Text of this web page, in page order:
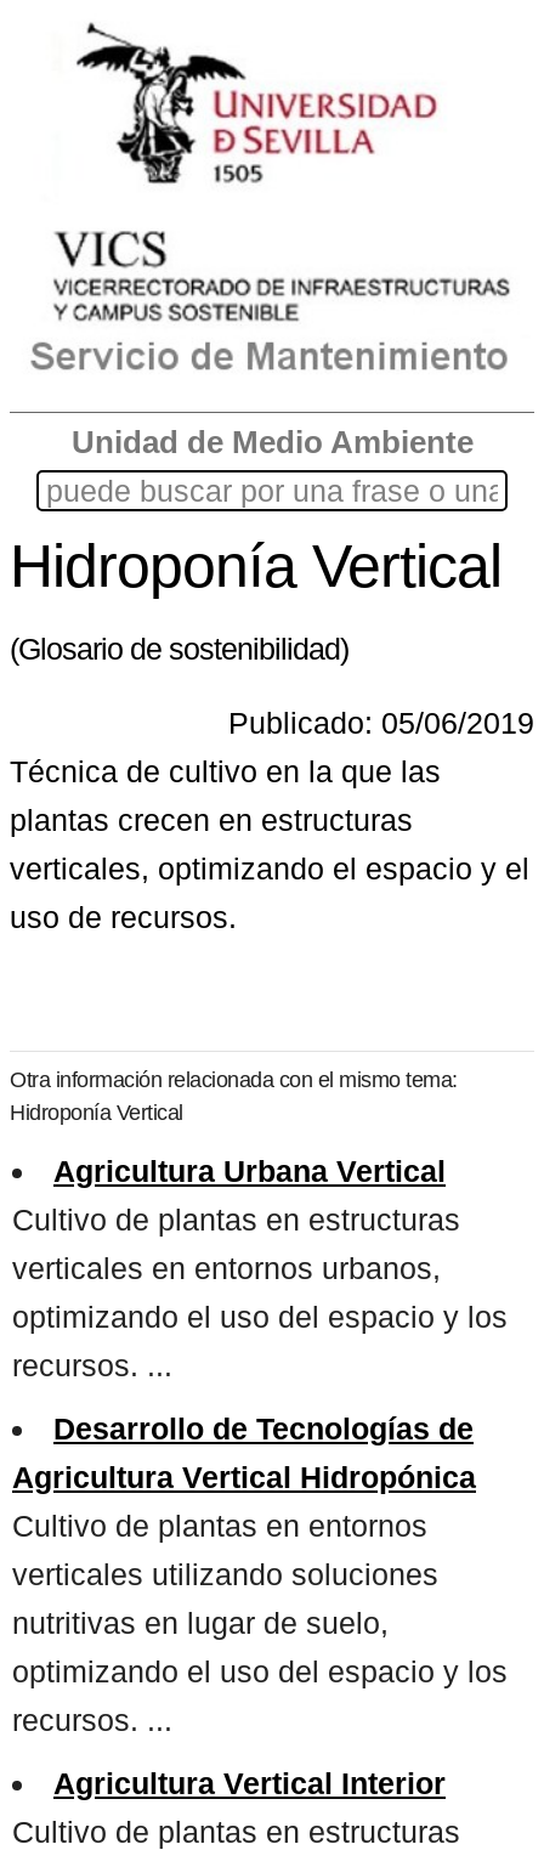
Unidad de Medio Ambiente
Hidroponía Vertical
(Glosario de sostenibilidad)
Publicado: 05/06/2019
Técnica de cultivo en la que las
plantas crecen en estructuras
verticales, optimizando el espacio y el
uso de recursos.
Otra información relacionada con el mismo tema:
Hidroponía Vertical
Agricultura Urbana Vertical
Cultivo de plantas en estructuras
verticales en entornos urbanos,
optimizando el uso del espacio y los
recursos. ...
Desarrollo de Tecnologías de
Agricultura Vertical Hidropónica
Cultivo de plantas en entornos
verticales utilizando soluciones
nutritivas en lugar de suelo,
optimizando el uso del espacio y los
recursos. ...
Agricultura Vertical Interior
Cultivo de plantas en estructuras